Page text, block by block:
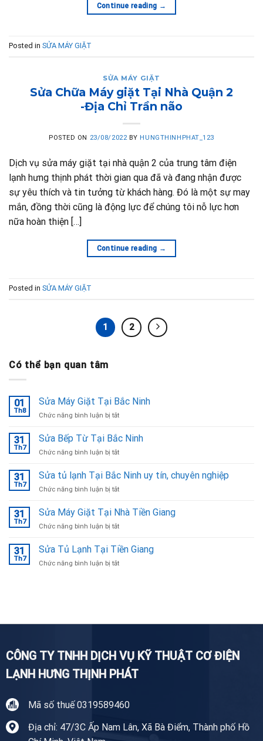
Continue reading →
Posted in SỬA MÁY GIẶT
SỬA MÁY GIẶT
Sửa Chữa Máy giặt Tại Nhà Quận 2
-Địa Chỉ Trần não
POSTED ON 23/08/2022 BY HUNGTHINHPHAT_123
Dịch vụ sửa máy giặt tại nhà quận 2 của trung tâm điện
lạnh hưng thịnh phát thời gian qua đã và đang nhận được
sự yêu thích và tin tưởng từ khách hàng. Đó là một sự may
mắn, đồng thời cũng là động lực để chúng tôi nỗ lực hơn
nữa hoàn thiện […]
Continue reading →
Posted in SỬA MÁY GIẶT
1 2
Có thể bạn quan tâm
01
Th8
Sửa Máy Giặt Tại Bắc Ninh
Chức năng bình luận bị tắtở
Máy
Tại
Ninh
31
Th7
Sửa Bếp Từ Tại Bắc Ninh
Chức năng bình luận bị tắtở
Bếp
Tại
Ninh
31
Th7
Sửa tủ lạnh Tại Bắc Ninh uy tín, chuyên nghiệp
Chức năng bình luận bị tắtở
tủ
Tại
Ninh
31
Th7
Sửa Máy Giặt Tại Nhà Tiền Giang
Chức năng bình luận bị tắtở
Máy
Giặt
Tại
31
Th7
Sửa Tủ Lạnh Tại Tiền Giang
Chức năng bình luận bị tắtở
Giang
CÔNG TY TNHH DỊCH VỤ KỸ THUẬT CƠ ĐIỆN
LẠNH HƯNG THỊNH PHÁT
Mã số thuế 0319589460
Địa chỉ: 47/3C Ấp Nam Lân, Xã Bà Điểm, Thành phố Hồ